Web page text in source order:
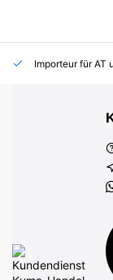
Importeur für AT